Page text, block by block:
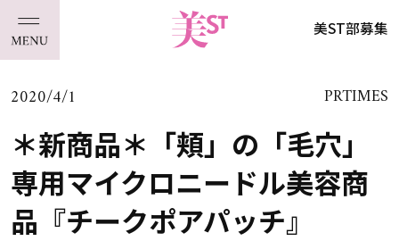
美ST部募集
2020/4/1 PRTIMES
＊新商品＊「頬」の「毛穴」
専用マイクロニードル美容商
品『チークポアパッチ』